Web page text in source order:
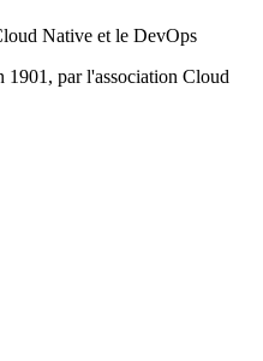
Native et le DevOps
1901, par l'association Cloud